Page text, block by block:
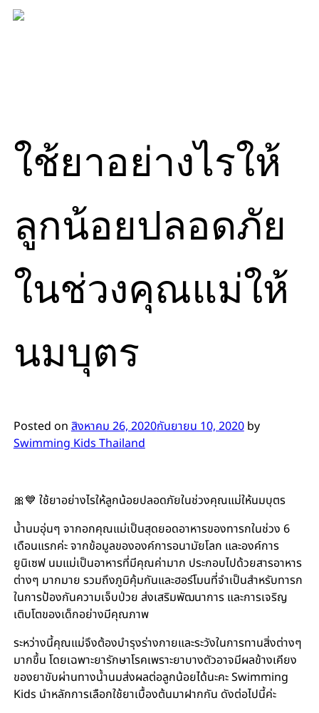
Skip
to
ใช้ยาอย่างไรให้
ลูกน้อยปลอดภัย
ในช่วงคุณแม่ให้
นมบุตร
Posted onสิงหาคม 26, 2020กันยายน 10, 2020by
Swimming Kids Thailand
🎀💙 ใช้ยาอย่างไรให้ลูกน้อยปลอดภัยในช่วงคุณแม่ให้นมบุตร
น้ำนมอุ่นๆ จากอกคุณแม่เป็นสุดยอดอาหารของทารกในช่วง 6
เดือนแรกค่ะ จากข้อมูลขององค์การอนามัยโลก และองค์การ
ยูนิเซฟ นมแม่เป็นอาหารที่มีคุณค่ามาก ประกอบไปด้วยสารอาหาร
ต่างๆ มากมาย รวมถึงภูมิคุ้มกันและฮอร์โมนที่จำเป็นสำหรับทารก
ในการป้องกันความเจ็บป่วย ส่งเสริมพัฒนาการ และการเจริญ
เติบโตของเด็กอย่างมีคุณภาพ
ระหว่างนี้คุณแม่จึงต้องบำรุงร่างกายและระวังในการทานสิ่งต่างๆ
มากขึ้น โดยเฉพาะยารักษาโรคเพราะยาบางตัวอาจมีผลข้างเคียง
ของยาขับผ่านทางน้ำนมส่งผลต่อลูกน้อยได้นะคะ Swimming
Kids นำหลักการเลือกใช้ยาเบื้องต้นมาฝากกัน ดังต่อไปนี้ค่ะ